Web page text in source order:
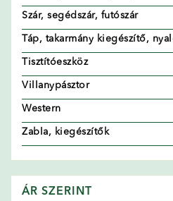
Szár, segédszár, futószár
Táp, takarmány kiegészítő,
Tisztítóeszköz
Villanypásztor
Western
Zabla, kiegészítők
ÁR SZERINT